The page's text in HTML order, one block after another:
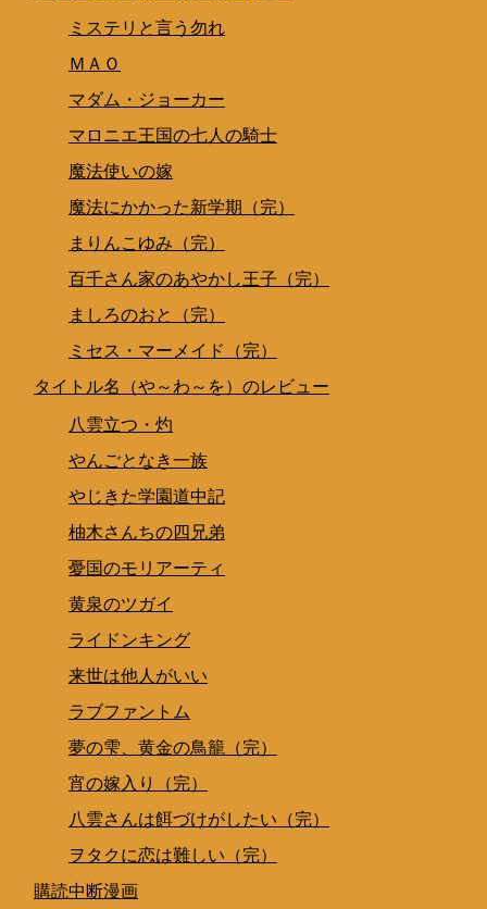
ミステリと言う勿れ
ＭＡＯ
マダム・ジョーカー
マロニエ王国の七人の騎士
魔法使いの嫁
魔法にかかった新学期（完）
まりんこゆみ（完）
百千さん家のあやかし王子（完）
ましろのおと（完）
ミセス・マーメイド（完）
タイトル名（や～わ～を）のレビュー
八雲立つ・灼
やんごとなき一族
やじきた学園道中記
柚木さんちの四兄弟
憂国のモリアーティ
黄泉のツガイ
ライドンキング
来世は他人がいい
ラブファントム
夢の雫、黄金の鳥籠（完）
宵の嫁入り（完）
八雲さんは餌づけがしたい（完）
ヲタクに恋は難しい（完）
購読中断漫画